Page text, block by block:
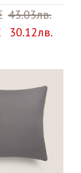
43.03лв.
30.12лв.